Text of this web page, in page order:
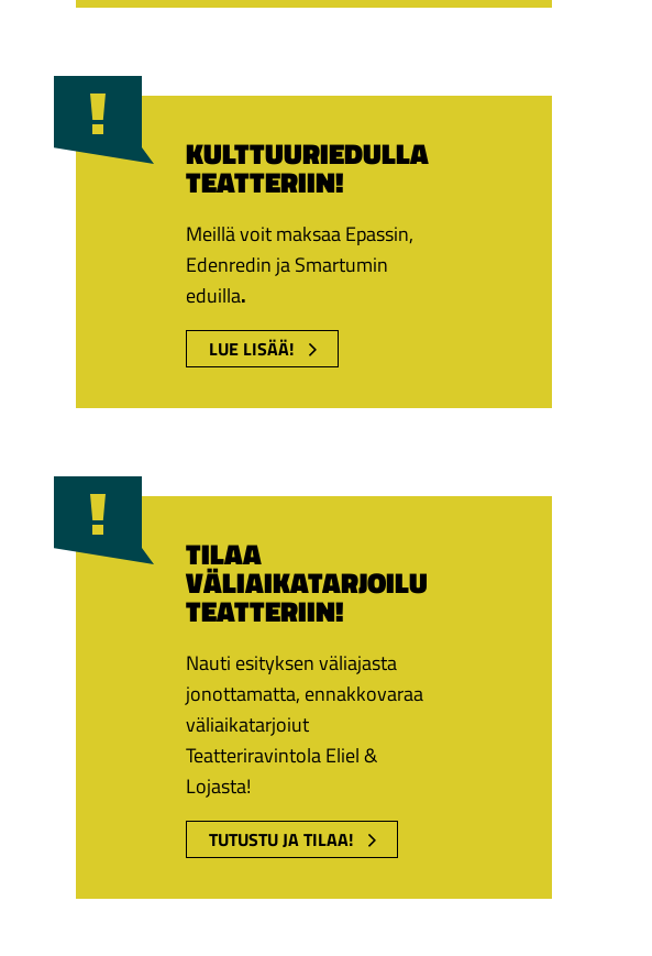
KULTTUURIEDULLA
TEATTERIIN!
Meillä voit maksaa Epassin,
Edenredin ja Smartumin
eduilla.
LUE LISÄÄ!
TILAA
VÄLIAIKATARJOILU
TEATTERIIN!
Nauti esityksen väliajasta
jonottamatta, ennakkovaraa
väliaikatarjoiut
Teatteriravintola Eliel &
Lojasta!
TUTUSTU JA TILAA!